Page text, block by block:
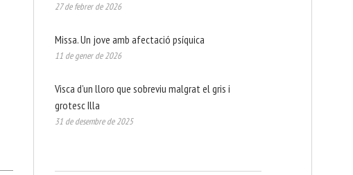
27 de febrer de 2026
Missa. Un jove amb afectació psíquica
11 de gener de 2026
Visca d’un lloro que sobreviu malgrat el gris i
grotesc Illa
31 de desembre de 2025